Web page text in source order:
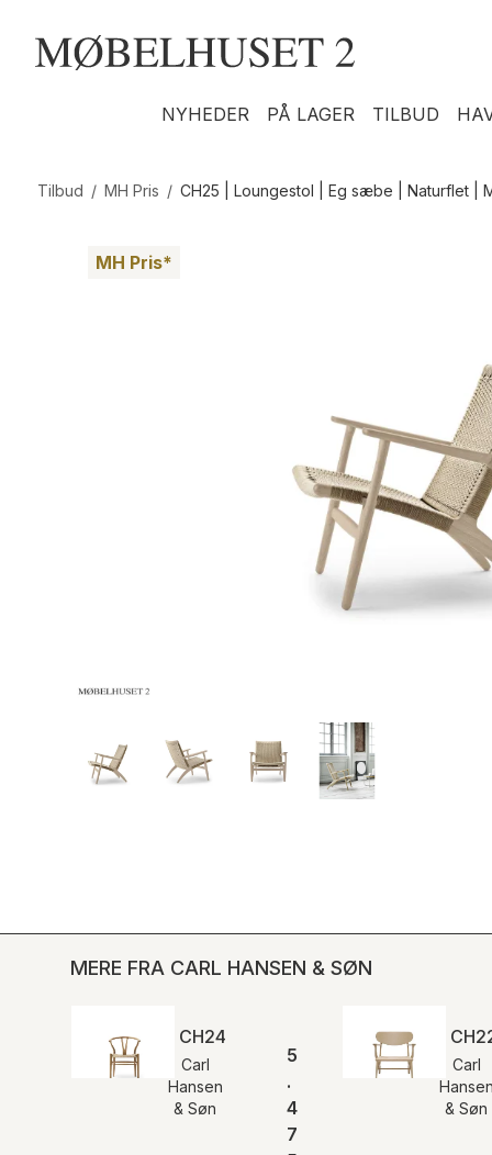
NYHEDER PÅ LAGER TILBUD
Tilbud / MH Pris / CH25 | Loungestol | Eg sæbe | Naturflet |
MH Pris*
MERE FRA CARL HANSEN & SØN
CH24 | Y-stolen | Eg olie | Naturflet |
Carl
Hansen
& Søn
5
.
4
7
Carl
Hansen
& Søn